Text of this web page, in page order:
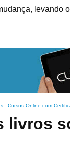
levando
- Cursos Online com
livros